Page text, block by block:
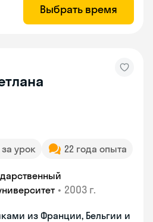
Выбрать время
за урок 22 года опыта
• 2003 г.
из Франции, Бельгии и